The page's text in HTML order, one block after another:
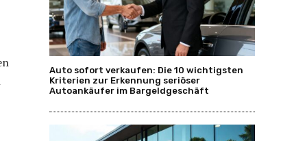
Auto sofort verkaufen: Die 10 wichtigsten
Kriterien zur Erkennung seriöser
Autoankäufer im Bargeldgeschäft